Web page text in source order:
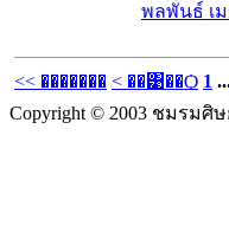
พลพันธ์ เ
<< ������� < ��͹��Ѻ 1
Copyright © 2003 ชมรมศิ